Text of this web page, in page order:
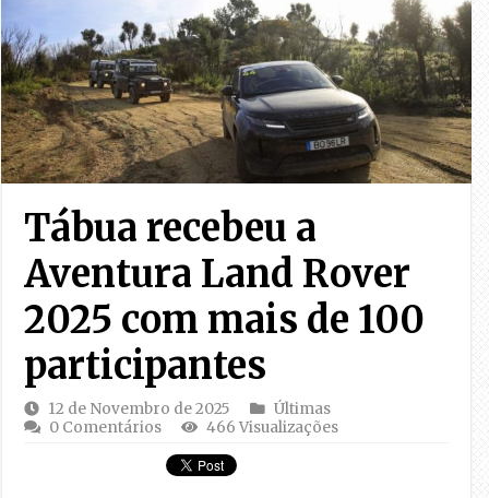
Tábua recebeu a
Aventura Land Rover
2025 com mais de 100
participantes
12 de Novembro de 2025
Últimas
0 Comentários
466 Visualizações